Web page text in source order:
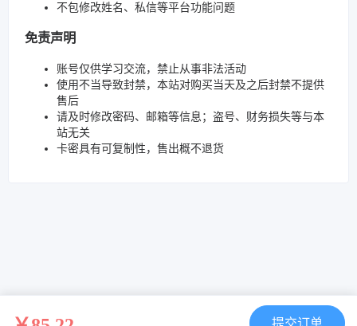
不包修改姓名、私信等平台功能问题
免责声明
账号仅供学习交流，禁止从事非法活动
使用不当导致封禁，本站对购买当天及之后封禁不提供
售后
请及时修改密码、邮箱等信息；盗号、财务损失等与本
站无关
卡密具有可复制性，售出概不退货
提交订单